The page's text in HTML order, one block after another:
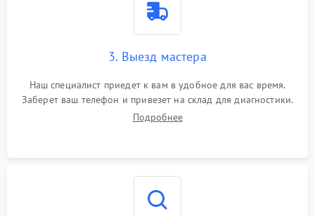
3. Выезд мастера
Наш специалист приедет к вам в удобное для вас время.
Заберет ваш телефон и привезет на склад для диагностики.
Подробнее